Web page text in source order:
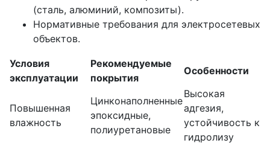
(сталь, алюминий, композиты).
Нормативные требования для электросетевых
объектов.
Условия
эксплуатации
Рекомендуемые
покрытия
Особенности
Повышенная
влажность
Цинконаполненные
эпоксидные,
полиуретановые
Высокая
адгезия,
устойчивость к
гидролизу